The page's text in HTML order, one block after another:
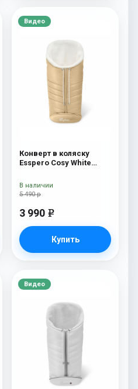
Видео
Конверт в коляску
Esspero Cosy White
5 490 р
3 990 e
Купить
В наличии
Видео